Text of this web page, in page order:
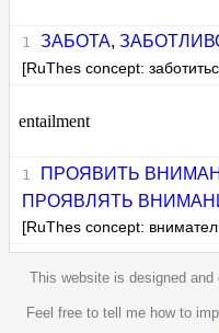
ЗАБОТА,
[RuThes concept:
entailment
ПРОЯВИТЬ
ПРОЯВЛЯТЬ
[RuThes concept:
This website is designed and
Feel free to tell me how to